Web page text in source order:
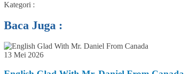
Kategori :
Baca Juga :
13 Mei 2026